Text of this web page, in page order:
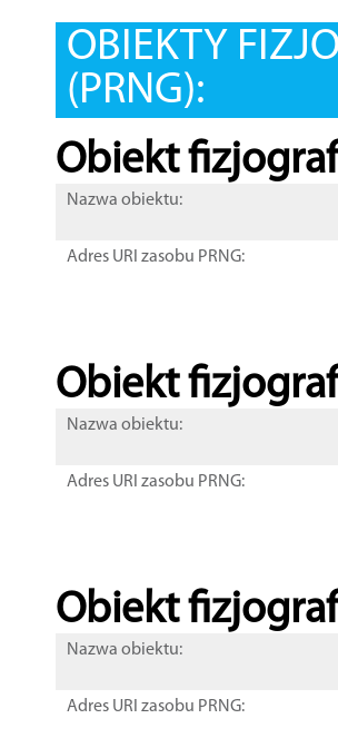
OBIEKTY
(PRNG):
Obiekt
Nazwa obiektu:
Adres URI zasobu PRNG:
Obiekt
Nazwa obiektu:
Adres URI zasobu PRNG:
Obiekt
Nazwa obiektu:
Adres URI zasobu PRNG: